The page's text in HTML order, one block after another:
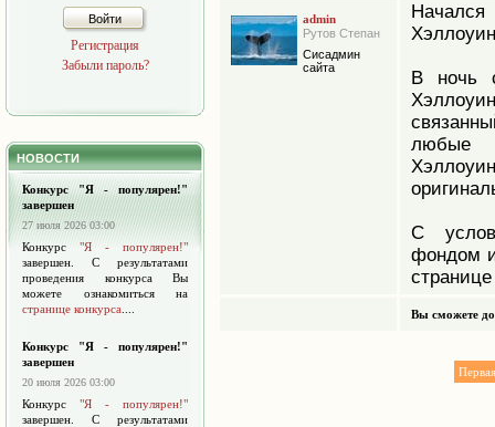
Войти
Регистрация
Забыли пароль?
НОВОСТИ
Конкурс "Я - популярен!"
завершен
27 июля 2026 03:00
Конкурс "Я - популярен!"
завершен. С результатами
проведения конкурса Вы
можете ознакомиться на
странице конкурса
Конкурс "Я - популярен!"
завершен
20 июля 2026 03:00
Конкурс "Я - популярен!"
завершен. С результатами
admin
Рутов Степан
Сисадмин
сайта
В ночь
любые
С
фондом
странице
Вы сможете
Первая